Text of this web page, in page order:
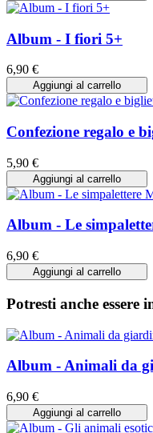
Album - I fiori 5+
6,90 €
Aggiungi al carrello
Confezione regalo e
5,90 €
Aggiungi al carrello
Album - Le
6,90 €
Aggiungi al carrello
Potresti anche essere
Album - Animali da
6,90 €
Aggiungi al carrello